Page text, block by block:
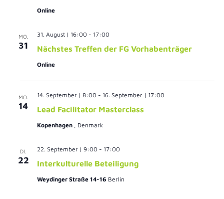
Online
MO.
31 Nächstes Treffen der FG Vorhabenträger
31. August | 16:00 - 17:00
Online
MO.
14 Lead Facilitator Masterclass
14. September | 8:00 - 16. September | 17:00
Kopenhagen , Denmark
DI.
22 Interkulturelle Beteiligung
22. September | 9:00 - 17:00
Weydinger Straße 14-16 Berlin